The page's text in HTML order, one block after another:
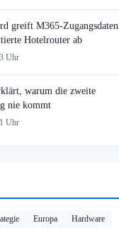
greift M365-Zugangsdaten
Hotelrouter ab
Uhr
warum die zweite
nie kommt
Uhr
Europa Hardware